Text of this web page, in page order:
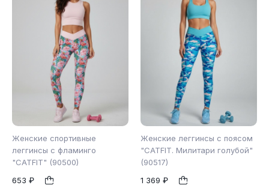
Женские спортивные
леггинсы c фламинго
"CATFIT" (90500)
653 ₽
1
Женские леггинсы с поясом
"CATFIT. Милитари голубой"
(90517)
1 369 ₽
1